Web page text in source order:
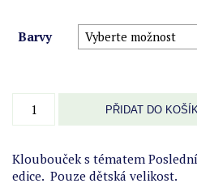
Barvy
KloboučekPoslední
množství
PŘIDAT DO
Kloubouček s tématem
edice. Pouze dětská velikost.